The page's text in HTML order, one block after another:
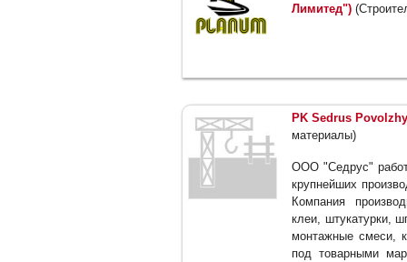
Лимитед")
PK Sedrus
материалы)
ООО "Седрус"
крупнейших
Компания
клеи, штукатурки,
монтажные смеси,
под товарными